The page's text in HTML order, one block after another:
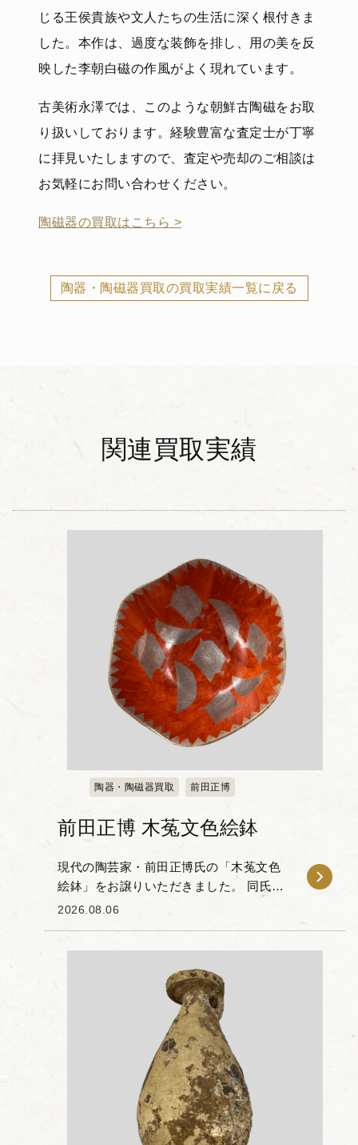
じる王侯貴族や文人たちの生活に深く根付きま
した。本作は、過度な装飾を排し、用の美を反
映した李朝白磁の作風がよく現れています。
古美術永澤では、このような朝鮮古陶磁をお取
り扱いしております。経験豊富な査定士が丁寧
に拝見いたしますので、査定や売却のご相談は
お気軽にお問い合わせください。
陶磁器の買取はこちら >
陶器・陶磁器買取の買取実績一覧に戻る
関連買取実績
陶器・陶磁器買取 前田正博
前田正博 木菟文色絵鉢
現代の陶芸家・前田正博氏の「木菟文色
絵鉢」をお譲りいただきました。 同氏
は、色絵とグラフィカルな現代的意匠を
2026.08.06